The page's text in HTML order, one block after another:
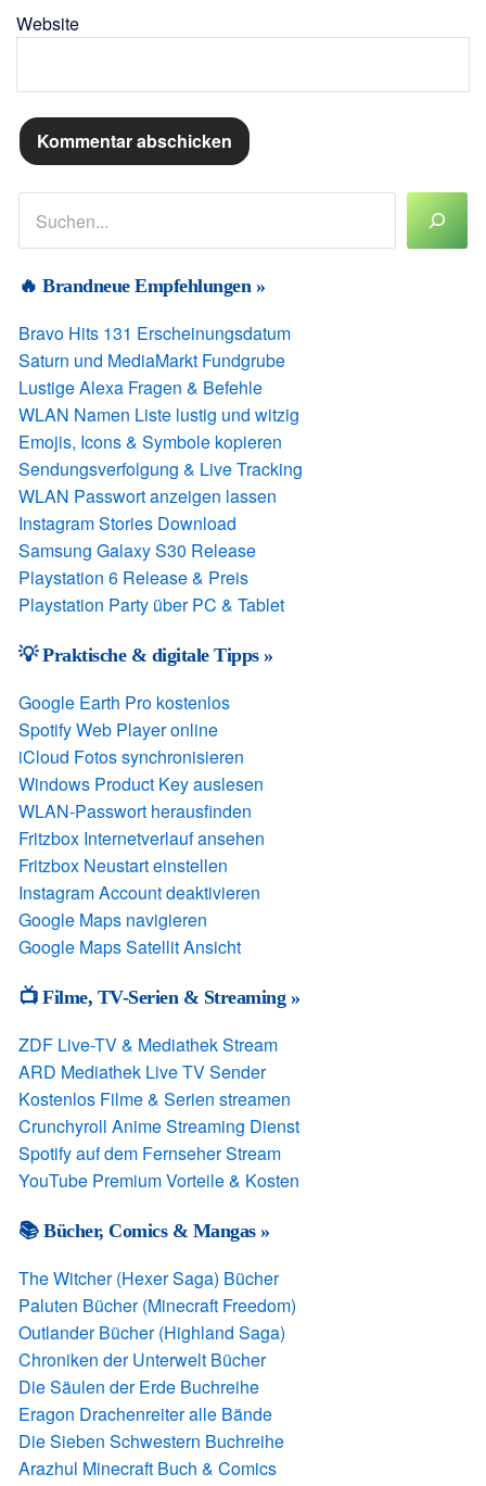
Website
🔥 Brandneue Empfehlungen »
Bravo Hits 131 Erscheinungsdatum
Saturn und MediaMarkt Fundgrube
Lustige Alexa Fragen & Befehle
WLAN Namen Liste lustig und witzig
Emojis, Icons & Symbole kopieren
Sendungsverfolgung & Live Tracking
WLAN Passwort anzeigen lassen
Instagram Stories Download
Samsung Galaxy S30 Release
Playstation 6 Release & Preis
Playstation Party über PC & Tablet
💡 Praktische & digitale Tipps »
Google Earth Pro kostenlos
Spotify Web Player online
iCloud Fotos synchronisieren
Windows Product Key auslesen
WLAN-Passwort herausfinden
Fritzbox Internetverlauf ansehen
Fritzbox Neustart einstellen
Instagram Account deaktivieren
Google Maps navigieren
Google Maps Satellit Ansicht
📺 Filme, TV-Serien & Streaming »
ZDF Live-TV & Mediathek Stream
ARD Mediathek Live TV Sender
Kostenlos Filme & Serien streamen
Crunchyroll Anime Streaming Dienst
Spotify auf dem Fernseher Stream
YouTube Premium Vorteile & Kosten
📚 Bücher, Comics & Mangas »
The Witcher (Hexer Saga) Bücher
Paluten Bücher (Minecraft Freedom)
Outlander Bücher (Highland Saga)
Chroniken der Unterwelt Bücher
Die Säulen der Erde Buchreihe
Eragon Drachenreiter alle Bände
Die Sieben Schwestern Buchreihe
Arazhul Minecraft Buch & Comics